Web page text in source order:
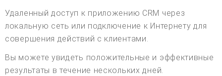
Удаленный доступ к приложению CRM через
локальную сеть или подключение к Интернету для
совершения действий с клиентами.
Вы можете увидеть положительные и эффективные
результаты в течение нескольких дней.